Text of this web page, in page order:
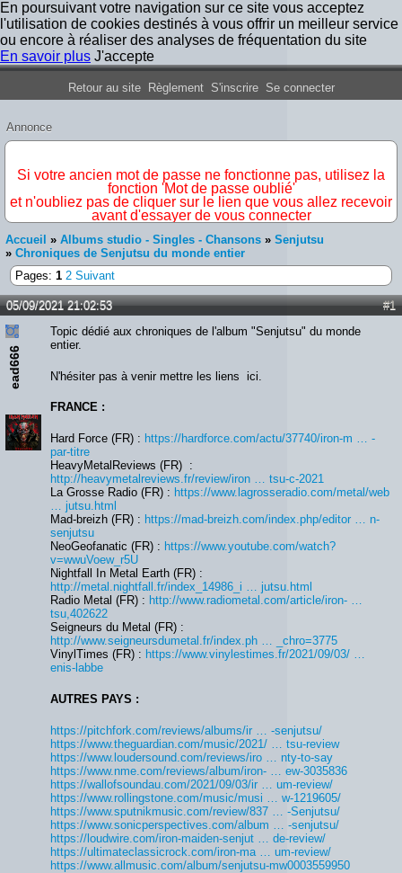
En poursuivant votre navigation sur ce site vous acceptez
l'utilisation de cookies destinés à vous offrir un meilleur service
ou encore à réaliser des analyses de fréquentation du site
En savoir plus J'accepte
Forum Iron Maiden France
Retour au site Règlement S'inscrire Se connecter
Annonce
Si votre ancien mot de passe ne fonctionne pas, utilisez la
fonction 'Mot de passe oublié'
et n'oubliez pas de cliquer sur le lien que vous allez recevoir
avant d'essayer de vous connecter
Accueil » Albums studio - Singles - Chansons » Senjutsu
» Chroniques de Senjutsu du monde entier
Pages: 1 2 Suivant
#1
05/09/2021 21:02:53
ead666
Topic dédié aux chroniques de l'album "Senjutsu" du monde
entier.
N'hésiter pas à venir mettre les liens ici.
FRANCE :
Hard Force (FR) : https://hardforce.com/actu/37740/iron-m … -
par-titre
HeavyMetalReviews (FR) :
http://heavymetalreviews.fr/review/iron … tsu-c-2021
La Grosse Radio (FR) : https://www.lagrosseradio.com/metal/web
… jutsu.html
Mad-breizh (FR) : https://mad-breizh.com/index.php/editor … n-
senjutsu
NeoGeofanatic (FR) : https://www.youtube.com/watch?
v=wwuVoew_r5U
Nightfall In Metal Earth (FR) :
http://metal.nightfall.fr/index_14986_i … jutsu.html
Radio Metal (FR) : http://www.radiometal.com/article/iron- …
tsu,402622
Seigneurs du Metal (FR) :
http://www.seigneursdumetal.fr/index.ph … _chro=3775
VinylTimes (FR) : https://www.vinylestimes.fr/2021/09/03/ …
enis-labbe
AUTRES PAYS :
https://pitchfork.com/reviews/albums/ir … -senjutsu/
https://www.theguardian.com/music/2021/ … tsu-review
https://www.loudersound.com/reviews/iro … nty-to-say
https://www.nme.com/reviews/album/iron- … ew-3035836
https://wallofsoundau.com/2021/09/03/ir … um-review/
https://www.rollingstone.com/music/musi … w-1219605/
https://www.sputnikmusic.com/review/837 … -Senjutsu/
https://www.sonicperspectives.com/album … -senjutsu/
https://loudwire.com/iron-maiden-senjut … de-review/
https://ultimateclassicrock.com/iron-ma … um-review/
https://www.allmusic.com/album/senjutsu-mw0003559950